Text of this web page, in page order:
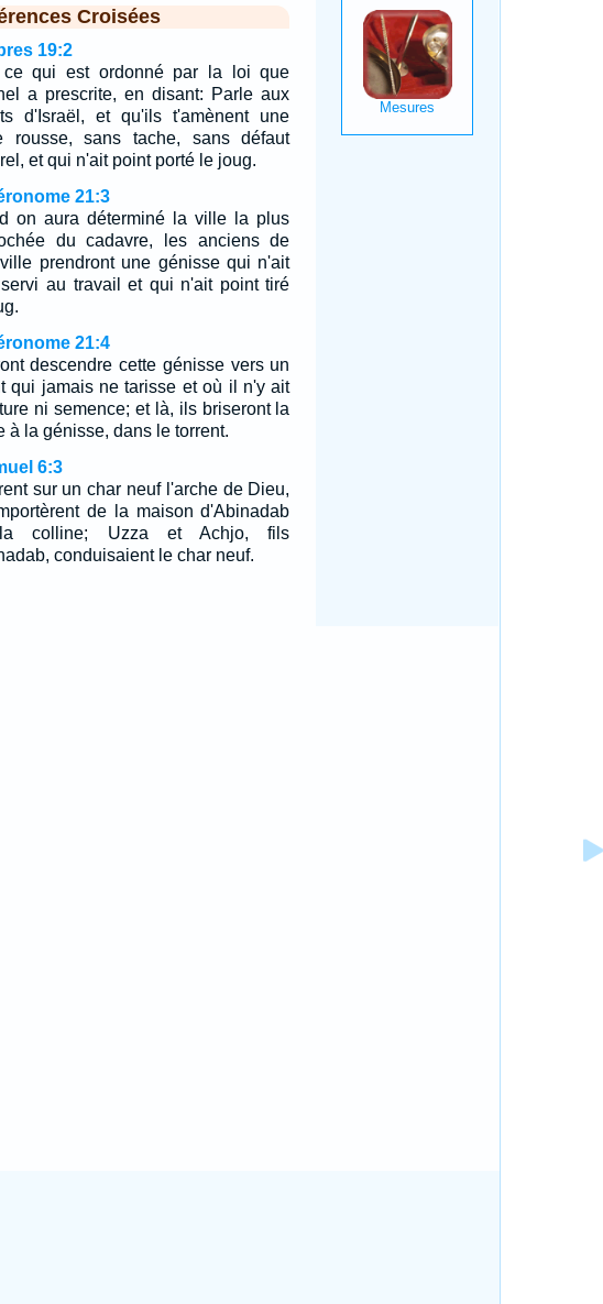
Croisées
19:2
ce qui est ordonné par la loi que
a prescrite, en disant: Parle aux
d'Israël, et qu'ils t'amènent une
rousse, sans tache, sans défaut
et qui n'ait point porté le joug.
21:3
on aura déterminé la ville la plus
du cadavre, les anciens de
prendront une génisse qui n'ait
au travail et qui n'ait point tiré
21:4
descendre cette génisse vers un
qui jamais ne tarisse et où il n'y ait
ni semence; et là, ils briseront la
à la génisse, dans le torrent.
6:3
sur un char neuf l'arche de Dieu,
de la maison d'Abinadab
colline; Uzza et Achjo, fils
conduisaient le char neuf.